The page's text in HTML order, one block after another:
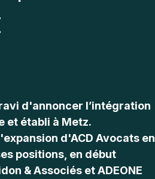
d'annoncer l’intégration
et établi à Metz.
d'ACD Avocats en
positions, en début
& Associés et ADEONE